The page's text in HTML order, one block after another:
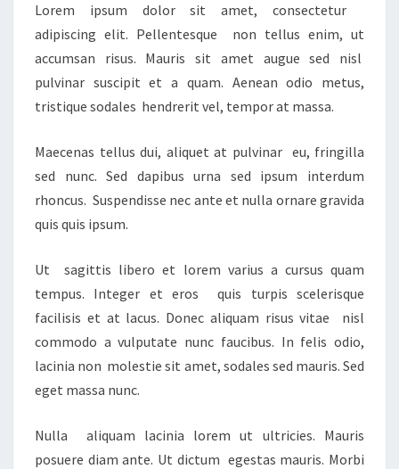
Lorem ipsum dolor sit amet, consectetur
adipiscing elit. Pellentesque non tellus enim, ut
accumsan risus. Mauris sit amet augue sed nisl
pulvinar suscipit et a quam. Aenean odio metus,
tristique sodales hendrerit vel, tempor at massa.
Maecenas tellus dui, aliquet at pulvinar eu, fringilla
sed nunc. Sed dapibus urna sed ipsum interdum
rhoncus. Suspendisse nec ante et nulla ornare gravida
quis quis ipsum.
Ut sagittis libero et lorem varius a cursus quam
tempus. Integer et eros quis turpis scelerisque
facilisis et at lacus. Donec aliquam risus vitae nisl
commodo a vulputate nunc faucibus. In felis odio,
lacinia non molestie sit amet, sodales sed mauris. Sed
eget massa nunc.
Nulla aliquam lacinia lorem ut ultricies. Mauris
posuere diam ante. Ut dictum egestas mauris. Morbi